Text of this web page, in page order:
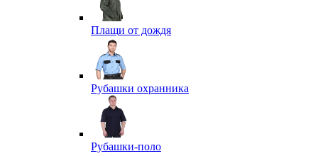
Плащи от дождя
Рубашки охранника
Рубашки-поло